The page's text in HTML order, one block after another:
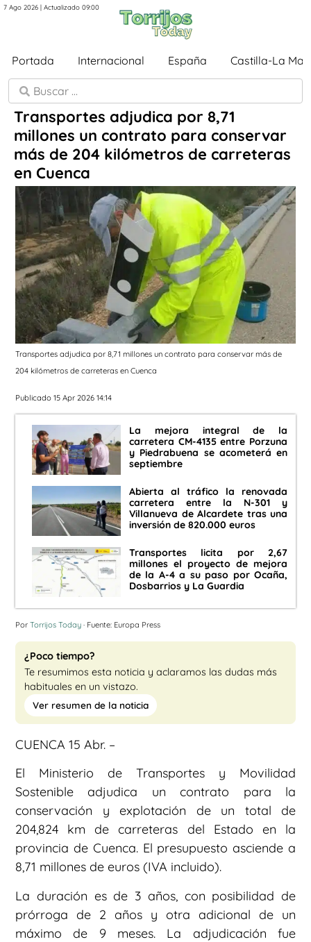
7 Ago 2026 | Actualizado 09:00
Portada Internacional España Castilla-La
Transportes adjudica por 8,71
millones un contrato para conservar
más de 204 kilómetros de carreteras
en Cuenca
Transportes adjudica por 8,71 millones un contrato para conservar más de
204 kilómetros de carreteras en Cuenca
Publicado 15 Apr 2026 14:14
La mejora integral de la
carretera CM-4135 entre Porzuna
y Piedrabuena se acometerá en
septiembre
Abierta al tráfico la renovada
carretera entre la N-301 y
Villanueva de Alcardete tras una
inversión de 820.000 euros
Transportes licita por 2,67
millones el proyecto de mejora
de la A-4 a su paso por Ocaña,
Dosbarrios y La Guardia
Por Torrijos Today · Fuente: Europa Press
¿Poco tiempo?
Te resumimos esta noticia y aclaramos las dudas más
habituales en un vistazo.
Ver resumen de la noticia
CUENCA 15 Abr. –
El Ministerio de Transportes y Movilidad
Sostenible adjudica un contrato para la
conservación y explotación de un total de
204,824 km de carreteras del Estado en la
provincia de Cuenca. El presupuesto asciende a
8,71 millones de euros (IVA incluido).
La duración es de 3 años, con posibilidad de
prórroga de 2 años y otra adicional de un
máximo de 9 meses. La adjudicación fue